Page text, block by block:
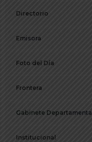
Directorio
Emisora
Foto del Día
Frontera
Gabinete Departamental
Institucional